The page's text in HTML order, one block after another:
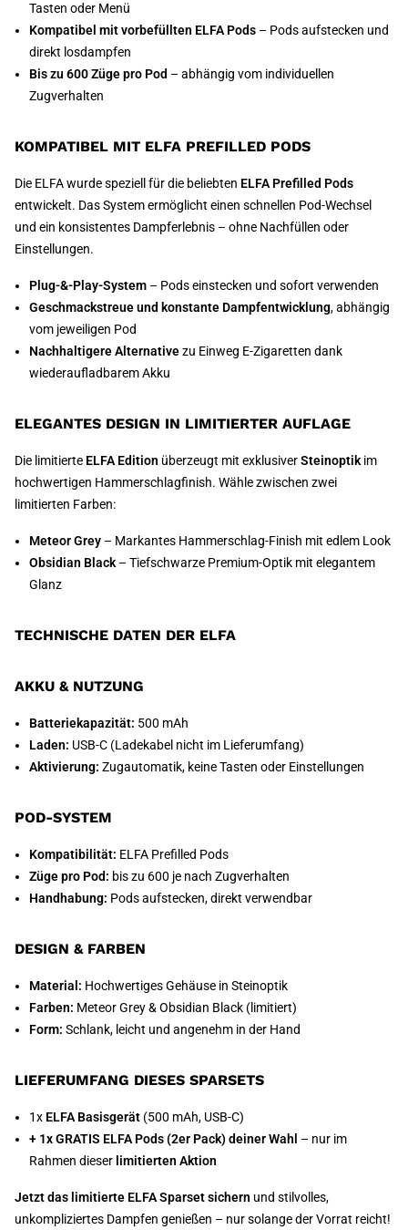
Tasten oder Menü
Kompatibel mit vorbefüllten ELFA Pods – Pods aufstecken und
direkt losdampfen
Bis zu 600 Züge pro Pod – abhängig vom individuellen
Zugverhalten
KOMPATIBEL MIT ELFA PREFILLED PODS
Die ELFA wurde speziell für die beliebten ELFA Prefilled Pods
entwickelt. Das System ermöglicht einen schnellen Pod-Wechsel
und ein konsistentes Dampferlebnis – ohne Nachfüllen oder
Einstellungen.
Plug-&-Play-System – Pods einstecken und sofort verwenden
Geschmackstreue und konstante Dampfentwicklung, abhängig
vom jeweiligen Pod
Nachhaltigere Alternativezu Einweg E-Zigaretten dank
wiederaufladbarem Akku
ELEGANTES DESIGN IN LIMITIERTER AUFLAGE
Die limitierte ELFA Edition überzeugt mit exklusiverSteinoptikim
hochwertigen Hammerschlagfinish. Wähle zwischen zwei
limitierten Farben:
Meteor Grey – Markantes Hammerschlag-Finish mit edlem Look
Obsidian Black– Tiefschwarze Premium-Optik mit elegantem
Glanz
TECHNISCHE DATEN DER ELFA
AKKU & NUTZUNG
Batteriekapazität: 500 mAh
Laden: USB-C (Ladekabel nicht im Lieferumfang)
Aktivierung: Zugautomatik, keine Tasten oder Einstellungen
POD-SYSTEM
Kompatibilität: ELFA Prefilled Pods
Züge pro Pod: bis zu 600 je nach Zugverhalten
Handhabung: Pods aufstecken, direkt verwendbar
DESIGN & FARBEN
Material: Hochwertiges Gehäuse in Steinoptik
Farben: Meteor Grey & Obsidian Black (limitiert)
Form: Schlank, leicht und angenehm in der Hand
LIEFERUMFANG DIESES SPARSETS
1x ELFA Basisgerät (500 mAh, USB-C)
+ 1x GRATIS ELFA Pods (2er Pack) deiner Wahl – nur im
Rahmen dieser limitierten Aktion
Jetzt das limitierte ELFA Sparset sichern und stilvolles,
unkompliziertes Dampfen genießen – nur solange der Vorrat reicht!